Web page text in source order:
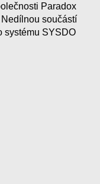
Paradox
součástí
systému SYSDO